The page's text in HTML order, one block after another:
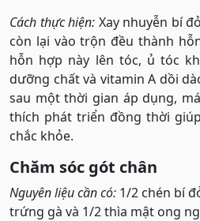
Cách thực hiện: Xay nhuyễn bí
còn lại vào trộn đều thành
hỗn hợp này lên tóc, ủ tóc
dưỡng chất và vitamin A dồi
sau một thời gian áp dụng,
thích phát triển đồng thời
chắc khỏe.
Chăm sóc gót chân
Nguyên liệu cần có: 1/2 chén bí
trứng gà và 1/2 thìa mật ong